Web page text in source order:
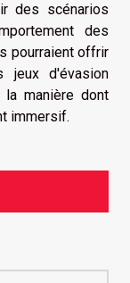
des scénarios
des
pourraient offrir
jeux d'évasion
la manière dont
immersif.